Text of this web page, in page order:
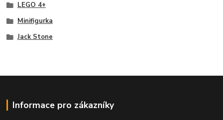
LEGO 4+
Minifigurka
Jack Stone
Informace pro zákazníky